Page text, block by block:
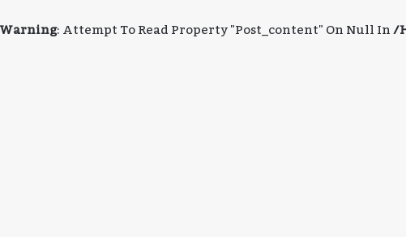
Warning: Attempt To Read Property "post_content" On Null In/